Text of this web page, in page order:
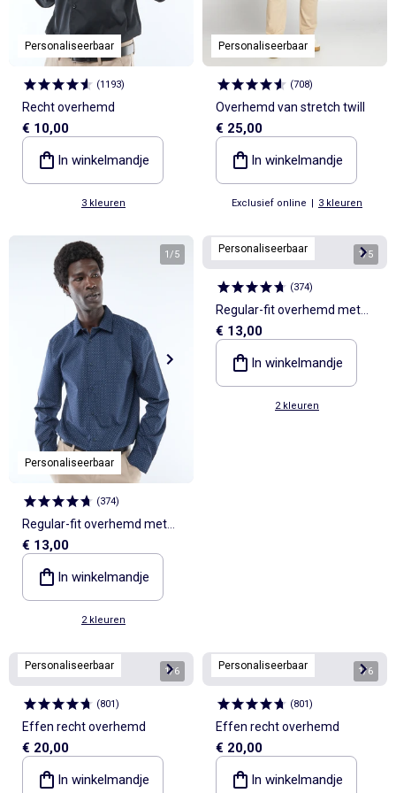
Personaliseerbaar
(1193)
Recht overhemd
€ 10,00
In winkelmandje
3 kleuren
Personaliseerbaar
(708)
Overhemd van stretch twill
€ 25,00
In winkelmandje
Exclusief online | 3 kleuren
Personaliseerbaar
1/5
(374)
Regular-fit overhemd met
stippenprint
€ 13,00
In winkelmandje
2 kleuren
Personaliseerbaar 1/5
(374)
Regular-fit overhemd met
stippenprint
€ 13,00
In winkelmandje
2 kleuren
Personaliseerbaar 1/6
(801)
Effen recht overhemd
€ 20,00
In winkelmandje
Personaliseerbaar 1/6
(801)
Effen recht overhemd
€ 20,00
In winkelmandje